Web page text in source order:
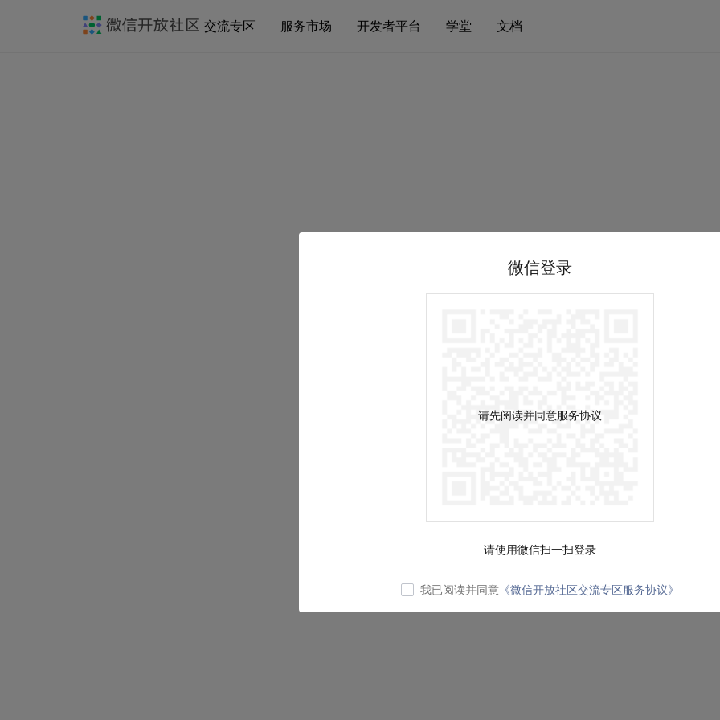
交流专区 服务市场 开发者平台 学堂 文档
微信登录
请先阅读并同意服务协议
请使用微信扫一扫登录
我已阅读并同意 《微信开放社区交流专区服务协议》